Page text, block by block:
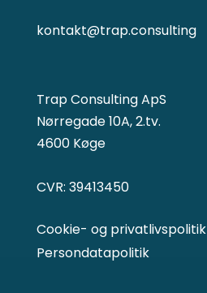
kontakt@trap.consulting
Trap Consulting ApS
Nørregade 10A, 2.tv.
4600 Køge
CVR: 39413450
Cookie- og privatlivspolitik
Persondatapolitik